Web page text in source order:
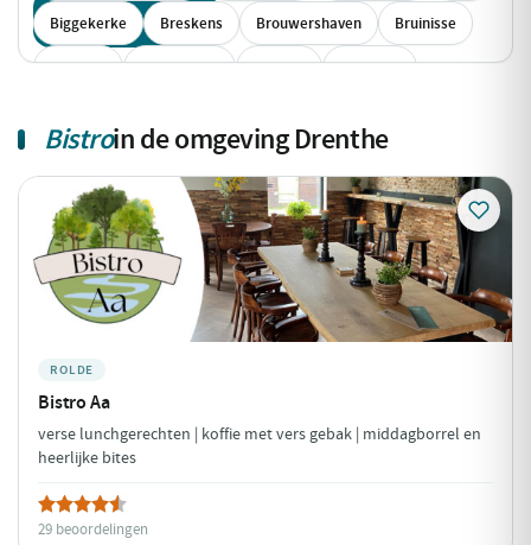
Biggekerke Breskens Brouwershaven Bruinisse
Cadzand Colijnsplaat Dishoek Domburg
Groede Heinkenszand Hengstdijk
Hoofdplaat Hulst Kapellebrug Kerkwerve
Kortgene Koudekerke Meliskerke Middelburg
Nieuwdorp Nieuwvliet Nieuwvliet Bad Noordwelle
Oosterland Oostkapelle Ouwerkerk
Poortvliet
Scherpenisse Schoondijke Serooskerke Sint Kruis
Sint-Annaland
Stavenisse
Toon alle 67 keuzes
Bistroin de omgeving Drenthe
ROLDE
Bistro Aa
verse lunchgerechten | koffie met vers gebak | middagborrel en
heerlijke bites
29 beoordelingen